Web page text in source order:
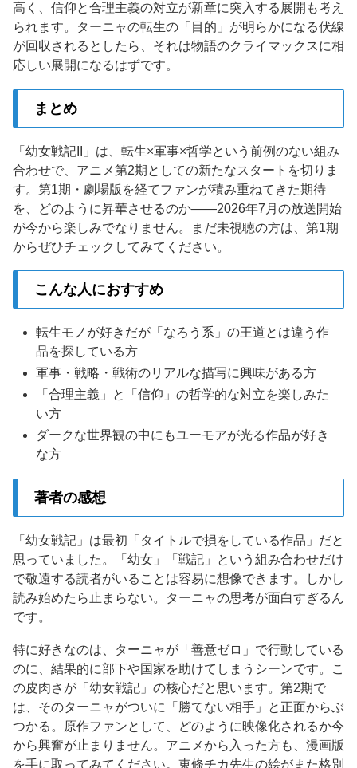
高く、信仰と合理主義の対立が新章に突入する展開も考え
られます。ターニャの転生の「目的」が明らかになる伏線
が回収されるとしたら、それは物語のクライマックスに相
応しい展開になるはずです。
まとめ
「幼女戦記II」は、転生×軍事×哲学という前例のない組み
合わせで、アニメ第2期としての新たなスタートを切りま
す。第1期・劇場版を経てファンが積み重ねてきた期待
を、どのように昇華させるのか——2026年7月の放送開始
が今から楽しみでなりません。まだ未視聴の方は、第1期
からぜひチェックしてみてください。
こんな人におすすめ
転生モノが好きだが「なろう系」の王道とは違う作
品を探している方
軍事・戦略・戦術のリアルな描写に興味がある方
「合理主義」と「信仰」の哲学的な対立を楽しみた
い方
ダークな世界観の中にもユーモアが光る作品が好き
な方
著者の感想
「幼女戦記」は最初「タイトルで損をしている作品」だと
思っていました。「幼女」「戦記」という組み合わせだけ
で敬遠する読者がいることは容易に想像できます。しかし
読み始めたら止まらない。ターニャの思考が面白すぎるん
です。
特に好きなのは、ターニャが「善意ゼロ」で行動している
のに、結果的に部下や国家を助けてしまうシーンです。こ
の皮肉さが「幼女戦記」の核心だと思います。第2期で
は、そのターニャがついに「勝てない相手」と正面からぶ
つかる。原作ファンとして、どのように映像化されるか今
から興奮が止まりません。アニメから入った方も、漫画版
を手に取ってみてください。東條チカ先生の絵がまた格別